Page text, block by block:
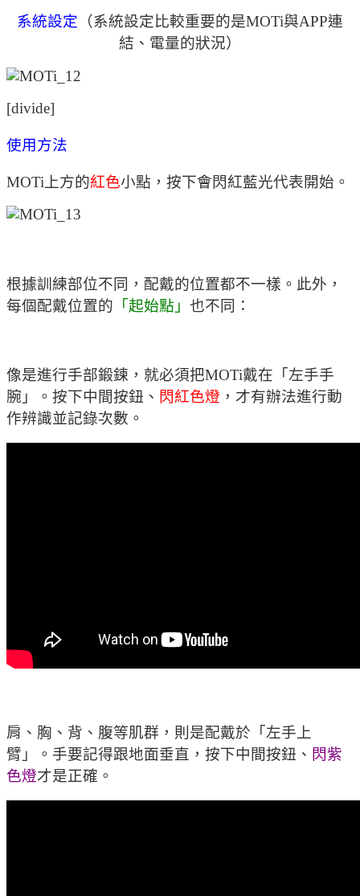
系統設定 （系統設定比較重要的是MOTi與APP連
結、電量的狀況）
[divide]
使用方法
MOTi上方的紅色小點，按下會閃紅藍光代表開始。
根據訓練部位不同，配戴的位置都不一樣。此外，
每個配戴位置的 「起始點」 也不同：
像是進行手部鍛鍊，就必須把MOTi戴在「左手手
腕」。按下中間按鈕、 閃紅色燈 ，才有辦法進行動
作辨識並記錄次數。
肩、胸、背、腹等肌群，則是配戴於「左手上
臂」。手要記得跟地面垂直，按下中間按鈕、 閃紫
色燈才是正確。